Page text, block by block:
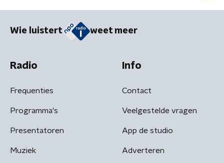
Wie luistert weet meer
Radio
Frequenties
Programma's
Presentatoren
Muziek
Info
Contact
Veelgestelde vragen
App de studio
Adverteren